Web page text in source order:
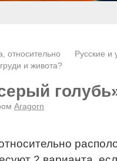
относительно
и живота?
Русские и
Aragorn